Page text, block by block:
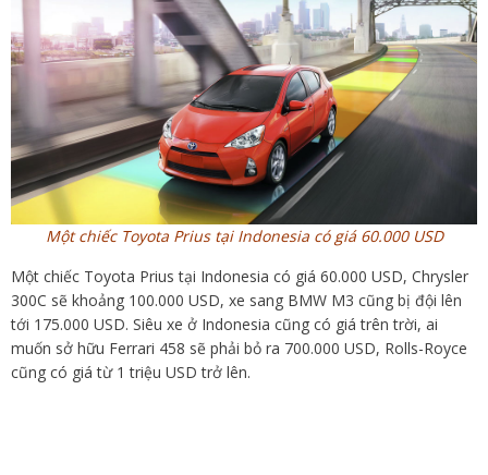
Một chiếc Toyota Prius tại Indonesia có giá 60.000 USD
Một chiếc Toyota Prius tại Indonesia có giá 60.000 USD, Chrysler
300C sẽ khoảng 100.000 USD, xe sang BMW M3 cũng bị đội lên
tới 175.000 USD. Siêu xe ở Indonesia cũng có giá trên trời, ai
muốn sở hữu Ferrari 458 sẽ phải bỏ ra 700.000 USD, Rolls-Royce
cũng có giá từ 1 triệu USD trở lên.